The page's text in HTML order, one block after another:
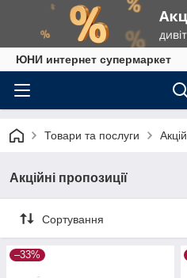
ЮНИ интернет супермаркет
Товари та послуги
Акційні пропозиції
Сортування
–33%